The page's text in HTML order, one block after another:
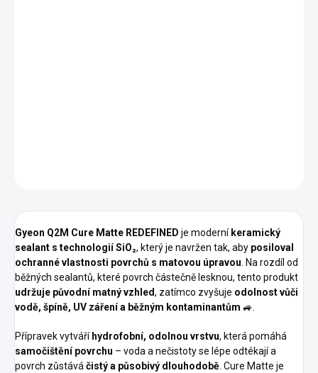
Gyeon Q2M Cure Matte REDEFINED je moderní keramický
sealant s technologií SiO₂, který je navržen tak, aby posiloval
ochranné vlastnosti povrchů s matovou úpravou. Na rozdíl od
běžných sealantů, které povrch částečně lesknou, tento produkt
udržuje původní matný vzhled, zatímco zvyšuje odolnost vůči
vodě, špíně, UV záření a běžným kontaminantům 🚙.
Přípravek vytváří hydrofobní, odolnou vrstvu, která pomáhá
samočištění povrchu – voda a nečistoty se lépe odtékají a
povrch zůstáváčistý a působivý dlouhodobě. Cure Matte je